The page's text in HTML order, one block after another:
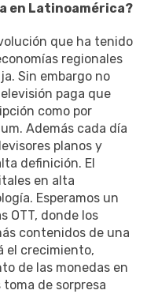
en Latinoamérica?
que ha tenido
regionales
Sin embargo no
paga que
como por
Además cada día
planos y
definición. El
en alta
Esperamos un
OTT, donde los
contenidos de una
el crecimiento,
de las monedas en
de sorpresa